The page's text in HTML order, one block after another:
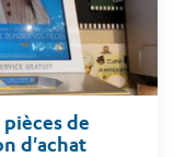
pièces de
d'achat